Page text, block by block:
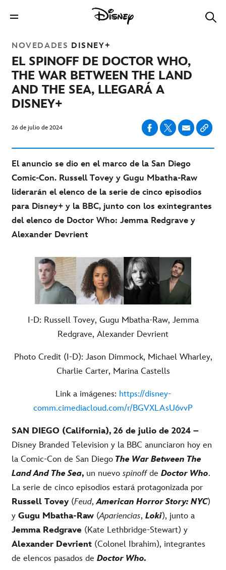
NOVEDADES DISNEY+
EL SPINOFF DE DOCTOR WHO,
THE WAR BETWEEN THE LAND
AND THE SEA, LLEGARÁ A
DISNEY+
26 de julio de 2024
El anuncio se dio en el marco de la San Diego
Comic-Con. Russell Tovey y Gugu Mbatha-Raw
liderarán el elenco de la serie de cinco episodios
para Disney+ y la BBC, junto con los exintegrantes
del elenco de Doctor Who: Jemma Redgrave y
Alexander Devrient
I-D: Russell Tovey, Gugu Mbatha-Raw, Jemma
Redgrave, Alexander Devrient
Photo Credit (I-D): Jason Dimmock, Michael Wharley,
Charlie Carter, Marina Castells
Link a imágenes: https://disney-
comm.cimediacloud.com/r/BGVXLAsU6vvP
SAN DIEGO (California), 26 de julio de 2024 –
Disney Branded Television y la BBC anunciaron hoy en
la Comic-Con de San Diego The War Between The
Land And The Sea, un nuevospinoffde Doctor Who.
La serie de cinco episodios estará protagonizada por
Russell Tovey (Feud,American Horror Story: NYC)
y Gugu Mbatha-Raw (Apariencias, Loki), junto a
Jemma Redgrave (Kate Lethbridge-Stewart) y
Alexander Devrient (Colonel Ibrahim), integrantes
de elencos pasados de Doctor Who.